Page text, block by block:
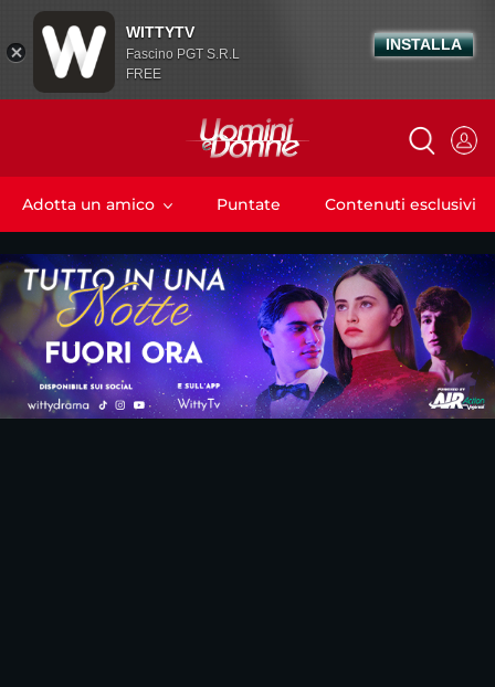
Adotta un amico Puntate Contenuti esclusivi
WITTYTV
Fascino PGT S.R.L
FREE
INSTALLA